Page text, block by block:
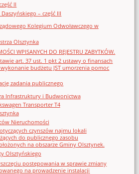
II
– część III
Kolegium Odwoławczego w
Olsztynka
WPISANYCH DO REJESTRU ZABYTKÓW.
art. 37 ust. 1 pkt 2 ustawy o finansach
budżetu JST umorzenia pomoc
zadania publicznego
Infrastruktury i Budwonictwa
Transporter T4
Nieruchomości
czynszów najmu lokali
do publicznego zasobu
na obszarze Gminy Olsztynek.
Olsztyńskiego
postępowania w sprawie zmiany
na prowadzenie instalacji